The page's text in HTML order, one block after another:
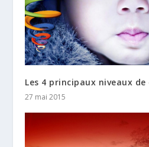
Les 4 principaux niveaux de
27 mai 2015